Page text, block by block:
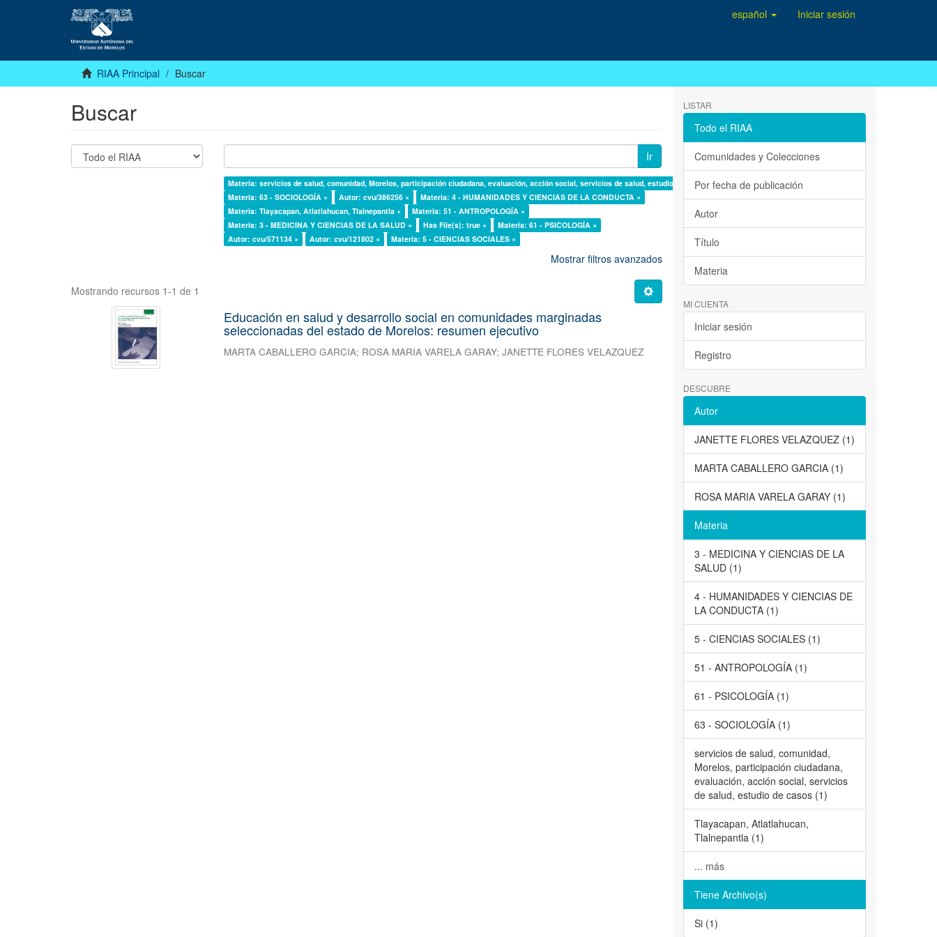
español Iniciar sesión
RIAA Principal Buscar
Buscar
Ir
Materia: servicios de salud, comunidad, Morelos, participación ciudadana, evaluación, acción social, servicios de salud, estudio de casos ×
Materia: 63 - SOCIOLOGÍA ×
Autor: cvu/386256 ×
Materia: 4 - HUMANIDADES Y CIENCIAS DE LA CONDUCTA ×
Materia: Tlayacapan, Atlatlahucan, Tlalnepantla ×
Materia: 51 - ANTROPOLOGÍA ×
Materia: 3 - MEDICINA Y CIENCIAS DE LA SALUD ×
Has File(s): true ×
Materia: 61 - PSICOLOGÍA ×
Autor: cvu/571134 ×
Autor: cvu/121802 × Materia: 5 - CIENCIAS SOCIALES ×
Mostrar filtros avanzados
Mostrando recursos 1-1 de 1
Educación en salud y desarrollo social en comunidades marginadas
seleccionadas del estado de Morelos: resumen ejecutivo
MARTA CABALLERO GARCIA; ROSA MARIA VARELA GARAY;JANETTE FLORES VELAZQUEZ
LISTAR
Todo el RIAA
Comunidades y Colecciones
Por fecha de publicación
Autor
Título
Materia
MI CUENTA
Iniciar sesión
Registro
DESCUBRE
Autor
JANETTE FLORES VELAZQUEZ (1)
MARTA CABALLERO GARCIA (1)
ROSA MARIA VARELA GARAY (1)
Materia
3 - MEDICINA Y CIENCIAS DE LA
SALUD (1)
4 - HUMANIDADES Y CIENCIAS DE
LA CONDUCTA (1)
5 - CIENCIAS SOCIALES (1)
51 - ANTROPOLOGÍA (1)
61 - PSICOLOGÍA (1)
63 - SOCIOLOGÍA (1)
servicios de salud, comunidad,
Morelos, participación ciudadana,
evaluación, acción social, servicios
de salud, estudio de casos (1)
Tlayacapan, Atlatlahucan,
Tlalnepantla (1)
... más
Tiene Archivo(s)
Si (1)